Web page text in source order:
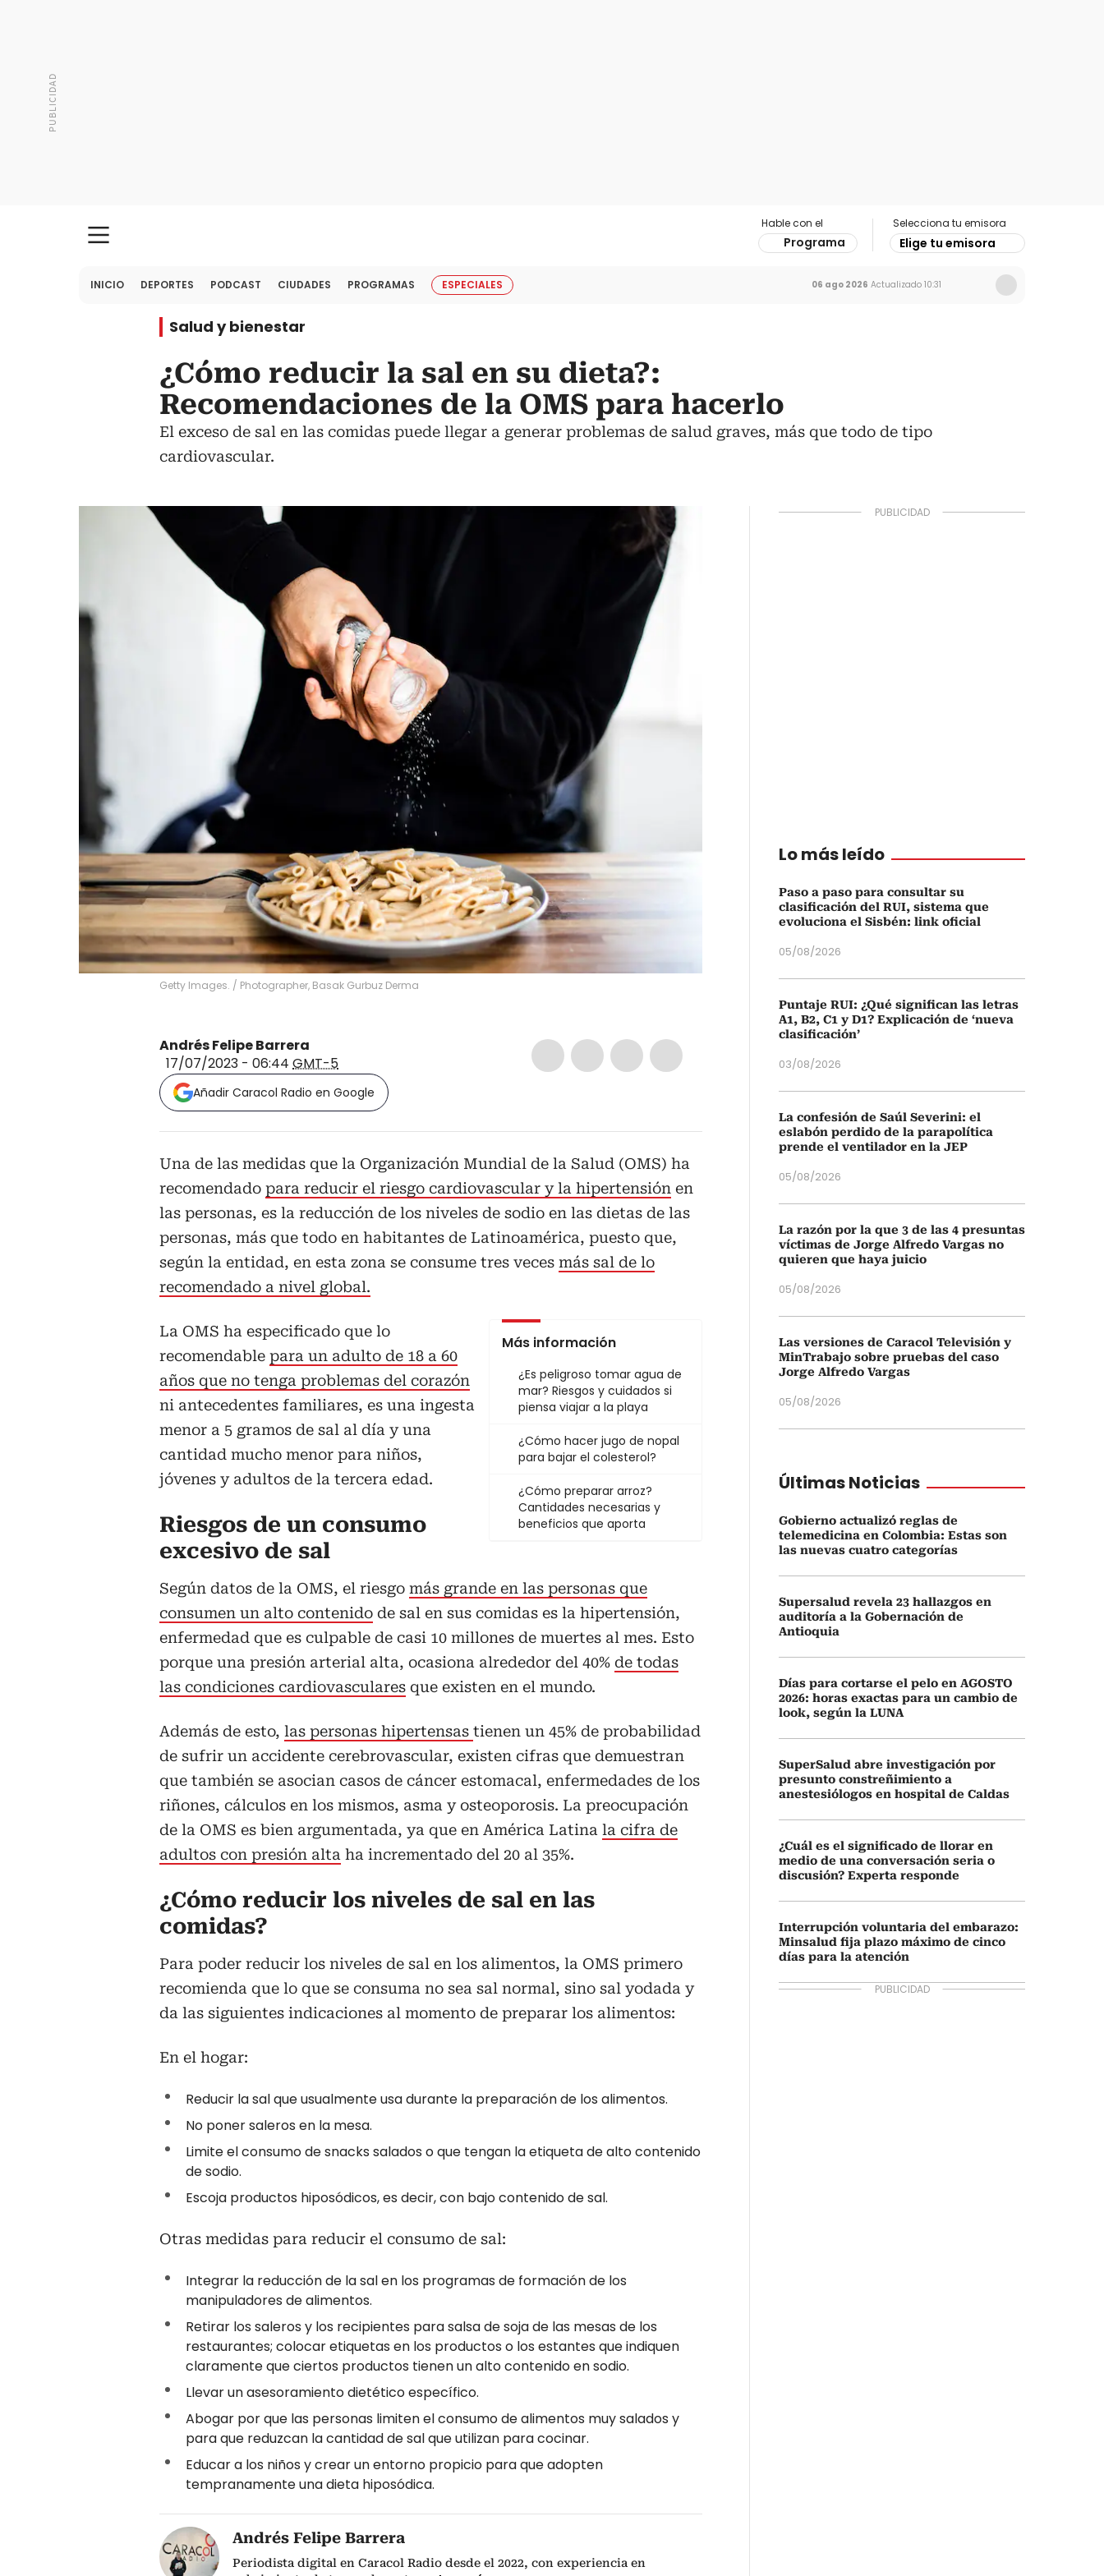
Hable con el
Programa
Selecciona tu emisora
Elige tu emisora
INICIO DEPORTES PODCAST CIUDADES PROGRAMAS ESPECIALES 06 ago 2026 Actualizado 10:31
Salud y bienestar
¿Cómo reducir la sal en su dieta?:
Recomendaciones de la OMS para hacerlo
El exceso de sal en las comidas puede llegar a generar problemas de salud graves, más que todo de tipo
cardiovascular.
Getty Images. / Photographer, Basak Gurbuz Derma
Andrés Felipe Barrera
17/07/2023 - 06:44 GMT-5
Añadir Caracol Radio en Google
Una de las medidas que la Organización Mundial de la Salud (OMS) ha
recomendado para reducir el riesgo cardiovascular y la hipertensión en
las personas, es la reducción de los niveles de sodio en las dietas de las
personas, más que todo en habitantes de Latinoamérica, puesto que,
según la entidad, en esta zona se consume tres veces más sal de lo
recomendado a nivel global.
Más información
¿Es peligroso tomar agua de
mar? Riesgos y cuidados si
piensa viajar a la playa
¿Cómo hacer jugo de nopal
para bajar el colesterol?
¿Cómo preparar arroz?
Cantidades necesarias y
beneficios que aporta
La OMS ha especificado que lo
recomendable para un adulto de 18 a 60
años que no tenga problemas del corazón
ni antecedentes familiares, es una ingesta
menor a 5 gramos de sal al día y una
cantidad mucho menor para niños,
jóvenes y adultos de la tercera edad.
Riesgos de un consumo
excesivo de sal
Según datos de la OMS, el riesgo más grande en las personas que
consumen un alto contenido de sal en sus comidas es la hipertensión,
enfermedad que es culpable de casi 10 millones de muertes al mes. Esto
porque una presión arterial alta, ocasiona alrededor del 40% de todas
las condiciones cardiovasculares que existen en el mundo.
Además de esto, las personas hipertensas tienen un 45% de probabilidad
de sufrir un accidente cerebrovascular, existen cifras que demuestran
que también se asocian casos de cáncer estomacal, enfermedades de los
riñones, cálculos en los mismos, asma y osteoporosis. La preocupación
de la OMS es bien argumentada, ya que en América Latina la cifra de
adultos con presión alta ha incrementado del 20 al 35%.
¿Cómo reducir los niveles de sal en las
comidas?
Para poder reducir los niveles de sal en los alimentos, la OMS primero
recomienda que lo que se consuma no sea sal normal, sino sal yodada y
da las siguientes indicaciones al momento de preparar los alimentos:
En el hogar:
Reducir la sal que usualmente usa durante la preparación de los alimentos.
No poner saleros en la mesa.
Limite el consumo de snacks salados o que tengan la etiqueta de alto contenido
de sodio.
Escoja productos hiposódicos, es decir, con bajo contenido de sal.
Otras medidas para reducir el consumo de sal:
Integrar la reducción de la sal en los programas de formación de los
manipuladores de alimentos.
Retirar los saleros y los recipientes para salsa de soja de las mesas de los
restaurantes; colocar etiquetas en los productos o los estantes que indiquen
claramente que ciertos productos tienen un alto contenido en sodio.
Llevar un asesoramiento dietético específico.
Abogar por que las personas limiten el consumo de alimentos muy salados y
para que reduzcan la cantidad de sal que utilizan para cocinar.
Educar a los niños y crear un entorno propicio para que adopten
tempranamente una dieta hiposódica.
Andrés Felipe Barrera
Periodista digital en Caracol Radio desde el 2022, con experiencia en
Lo más leído
Paso a paso para consultar su
clasificación del RUI, sistema que
evoluciona el Sisbén: link oficial
05/08/2026
Puntaje RUI: ¿Qué significan las letras
A1, B2, C1 y D1? Explicación de ‘nueva
clasificación’
03/08/2026
La confesión de Saúl Severini: el
eslabón perdido de la parapolítica
prende el ventilador en la JEP
05/08/2026
La razón por la que 3 de las 4 presuntas
víctimas de Jorge Alfredo Vargas no
quieren que haya juicio
05/08/2026
Las versiones de Caracol Televisión y
MinTrabajo sobre pruebas del caso
Jorge Alfredo Vargas
05/08/2026
Últimas Noticias
Gobierno actualizó reglas de
telemedicina en Colombia: Estas son
las nuevas cuatro categorías
Supersalud revela 23 hallazgos en
auditoría a la Gobernación de
Antioquia
Días para cortarse el pelo en AGOSTO
2026: horas exactas para un cambio de
look, según la LUNA
SuperSalud abre investigación por
presunto constreñimiento a
anestesiólogos en hospital de Caldas
¿Cuál es el significado de llorar en
medio de una conversación seria o
discusión? Experta responde
Interrupción voluntaria del embarazo:
Minsalud fija plazo máximo de cinco
días para la atención